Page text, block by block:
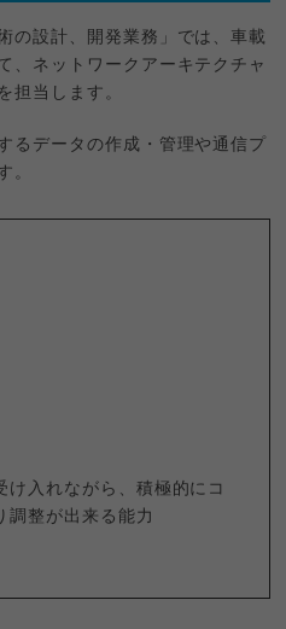
の設計、開発業務」では、車載
、ネットワークアーキテクチャ
担当します。
るデータの作成・管理や通信プ
。
け入れながら、積極的にコ
調整が出来る能力